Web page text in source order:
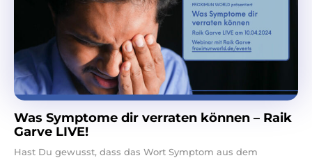
Was Symptome dir verraten können – Raik
Garve LIVE!
Hast Du gewusst, dass das Wort Symptom aus dem